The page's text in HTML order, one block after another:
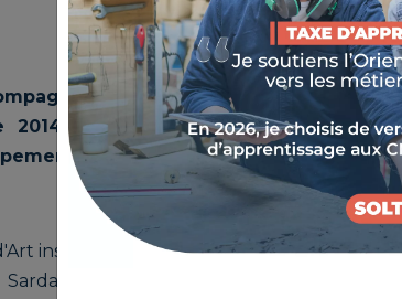
ART LAB NET fait partie
2014-2020
, programme transfrontalier
Régional (FEDER)sous l’objectif
installés sur les territoires des Alpes-
Il répond à des besoins